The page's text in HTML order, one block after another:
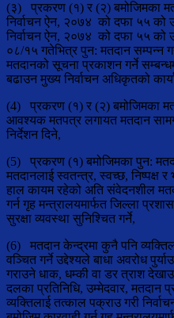
(३) प्रकरण (१) र (२) बमोजिमका
निर्वाचन ऐन, २०७४ को दफा ५५
निर्वाचन ऐन, २०७४ को दफा ५५ को
०८/१५ गतेभित्र पुन: मतदान सम्पन्न
मतदानको सूचना प्रकाशन गर्ने
बढाउन मुख्य निर्वाचन अधिकृतको
(4) प्रकरण (१) र (२) बमोजिमका
आवश्यक मतपत्र लगायत मतदान
निर्देशन दिने,
(5) प्रकरण (१) बमोजिमका पुन:
मतदानलाई स्वतन्त्र, स्वच्छ, निष्पक्ष र
हाल कायम रहेको अति संवेदनशील
गर्न गृह मन्त्रालयमार्फत जिल्ला
सुरक्षा व्यवस्था सुनिश्चित गर्ने,
(6) मतदान केन्द्रमा कुनै पनि
वञ्चित गर्ने उद्देश्यले बाधा अवरोध
गराउने धाक, धम्की वा डर त्राश
दलका प्रतिनिधि, उम्मेदवार, मतदान
व्यक्तिलाई तत्काल पक्राउ गरी